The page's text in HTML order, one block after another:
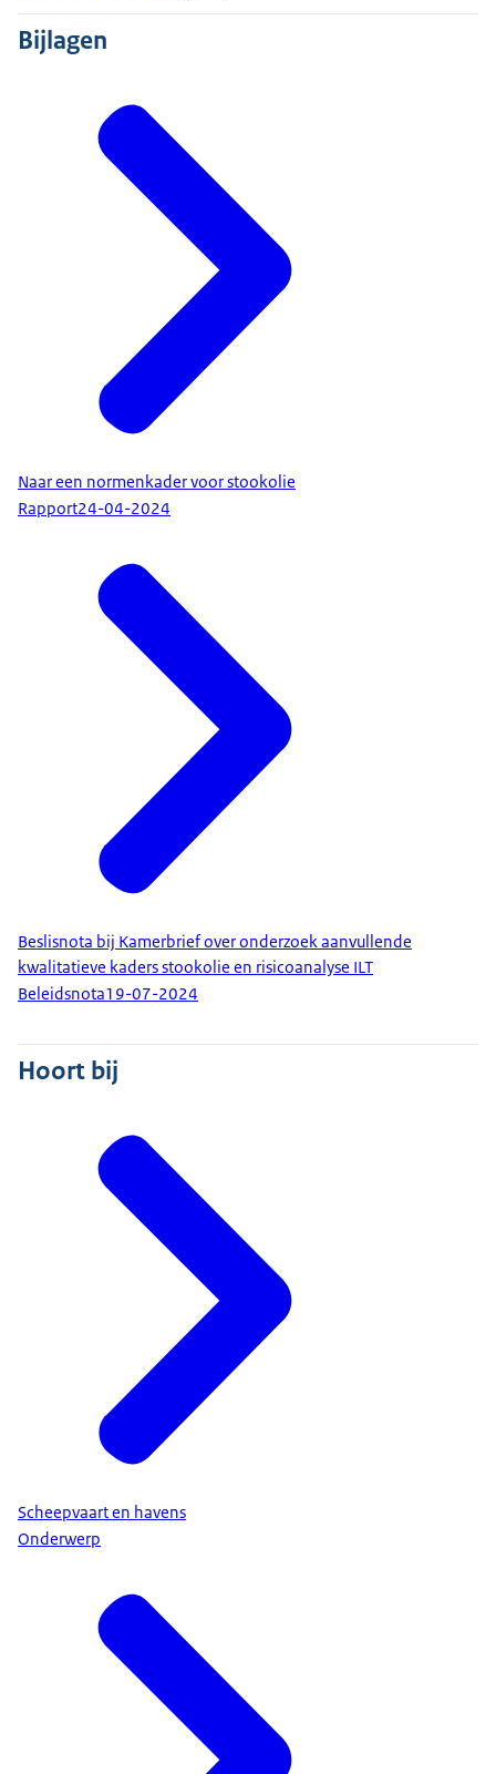
Bijlagen
Naar een normenkader voor stookolie
Rapport24-04-2024
Beslisnota bij Kamerbrief over onderzoek aanvullende
kwalitatieve kaders stookolie en risicoanalyse ILT
Beleidsnota19-07-2024
Hoort bij
Scheepvaart en havens
Onderwerp